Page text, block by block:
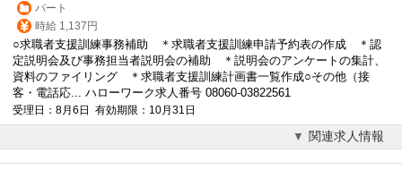
パート
時給 1,137円
○求職者支援訓練事務補助 ＊求職者支援訓練申請予約表の作成 ＊認
定説明会及び事務担当者説明会の補助 ＊説明会のアンケートの集計、
資料のファイリング ＊求職者支援訓練計画書一覧作成○その他（接
客・電話応... ハローワーク求人番号 08060-03822561
受理日：8月6日 有効期限：10月31日
関連求人情報